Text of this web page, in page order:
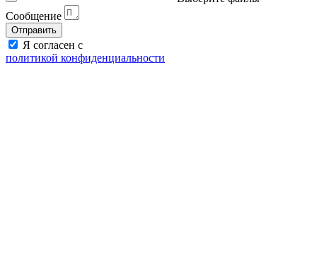
Сообщение
Отправить
Я согласен с
политикой конфиденциальности